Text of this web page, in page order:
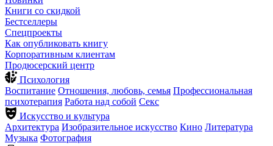
Книги со скидкой
Бестселлеры
Спецпроекты
Как опубликовать книгу
Корпоративным клиентам
Продюсерский центр
Психология
Воспитание Отношения, любовь, семья Профессиональная
психотерапия Работа над собой Секс
Искусство и культура
Архитектура Изобразительное искусство Кино Литература
Музыка Фотография